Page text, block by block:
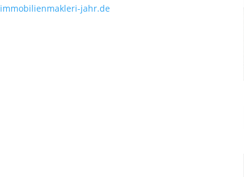
immobilienmakleri-jahr.de